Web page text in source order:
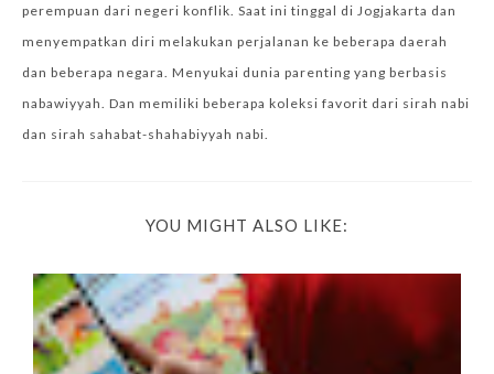
perempuan dari negeri konflik. Saat ini tinggal di Jogjakarta dan
menyempatkan diri melakukan perjalanan ke beberapa daerah
dan beberapa negara. Menyukai dunia parenting yang berbasis
nabawiyyah. Dan memiliki beberapa koleksi favorit dari sirah nabi
dan sirah sahabat-shahabiyyah nabi.
YOU MIGHT ALSO LIKE: